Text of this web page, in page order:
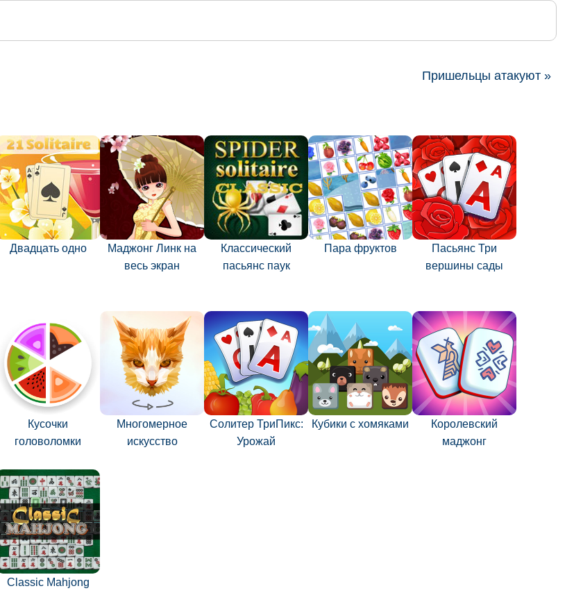
Пришельцы атакуют »
Двадцать одно
Маджонг Линк на
весь экран
Классический
пасьянс паук
Пара фруктов
Пасьянс Три
вершины сады
Кусочки
головоломки
Многомерное
искусство
Солитер ТриПикс:
Урожай
Кубики с хомяками
Королевский
маджонг
Classic Mahjong